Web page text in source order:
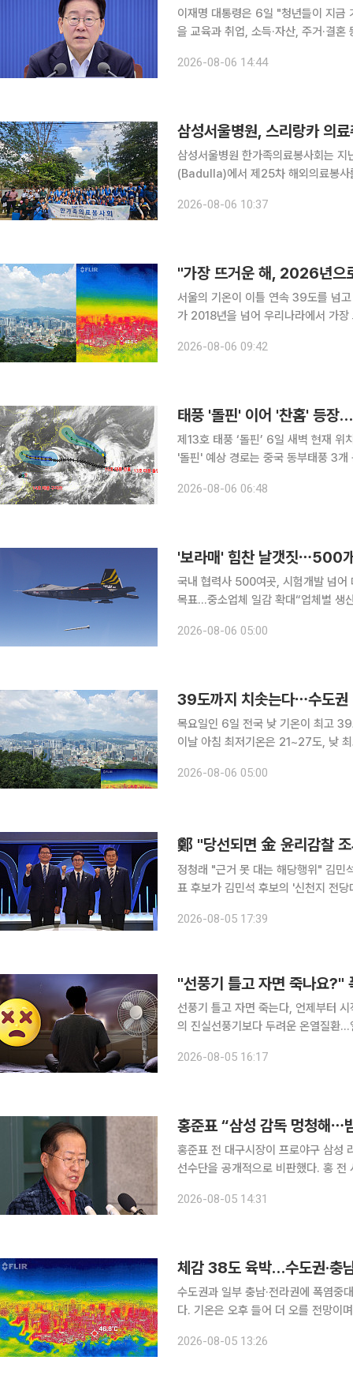
이재명 대통령은 6일 "청년들이 지금
을 교육과 취업, 소득·자산, 주거·결혼
2026-08-06 14:44
삼성서울병원, 스리랑카 의
삼성서울병원 한가족의료봉사회는
(Badulla)에서 제25차 해외의료봉사를 진행했다고 6일
대책과 스리랑카 보건국, 바둘라 주정
2026-08-06 10:37
"가장 뜨거운 해, 2026년으
서울의 기온이 이틀 연속 39도를 넘
가 2018년을 넘어 우리나라에서 가
이다. 김백민 부경대 환경대기과학
2026-08-06 09:42
태풍 '돌핀' 이어 '찬홈' 등장
제13호 태풍 ‘돌핀’ 6일 새벽 현재 위
'돌핀' 예상 경로는 중국 동부태풍 3
새로 발생했다. 한국과 일본뿐 아니라
2026-08-06 06:48
'보라매' 힘찬 날갯짓⋯500
국내 협력사 500여곳, 시험개발 넘어
목표…중소업체 일감 확대“업체별 생
하늘을 날 수 있을지 모두가 숨죽여
2026-08-06 05:00
39도까지 치솟는다⋯수도권
목요일인 6일 전국 낮 기온이 최고 39도까지
이날 아침 최저기온은 21~27도, 낮
된 서울과 인천 강화ㆍ인천 북부ㆍ인
2026-08-06 05:00
鄭 "당선되면 金 윤리감찰
정청래 "근거 못 대는 해당행위" 김민석 "불날 것
표 후보가 김민석 후보의 '신천지 전
당대표 후보자 2차 방송토론회에서
2026-08-05 17:39
"선풍기 틀고 자면 죽나요?"
선풍기 틀고 자면 죽는다, 언제부터
의 진실선풍기보다 두려운 온열질환…열사병 의심 증상과
고 가는 엄마 덕에 무사히(?) 살아서
2026-08-05 16:17
홍준표 “삼성 감독 멍청해⋯
홍준표 전 대구시장이 프로야구 삼성
선수단을 공개적으로 비판했다. 홍 전 시장은 4일 자신의 SNS를 통해 “요즘 삼성 야구 보는 재미로
인 빠른 발을 제대로 활용하지 못하고
2026-08-05 14:31
체감 38도 육박…수도권·충
수도권과 일부 충남·전라권에 폭염중
다. 기온은 오후 들어 더 오를 전망이
는 경기 김포와 여주 금사에서 각각
2026-08-05 13:26